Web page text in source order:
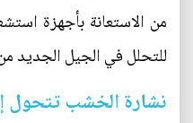
من الاستعانة بأجهزة
للتحلل في الجيل الجديد
نشارة الخشب تتحول